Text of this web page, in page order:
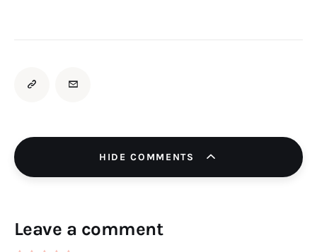
HIDE COMMENTS
Leave a comment